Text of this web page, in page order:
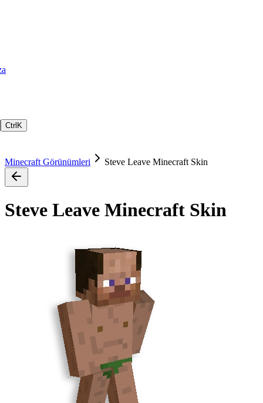
Ctrl K
Minecraft Görünümleri Steve Leave Minecraft Skin
Steve Leave Minecraft Skin